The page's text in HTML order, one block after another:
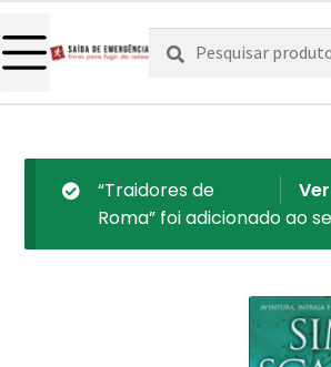
Pesquisar
por:
Pesquisa
“Traidores de
Roma” foi adicionado ao